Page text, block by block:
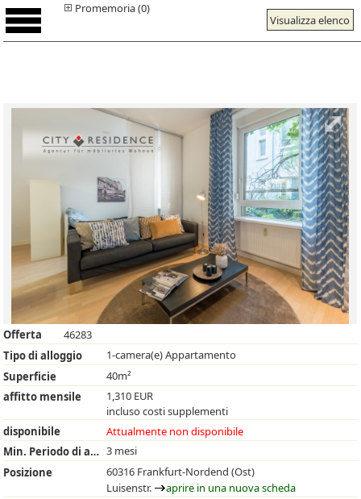
Visualizza elenco
Promemoria (0)
Offerta
46283
Tipo di alloggio
1-camera(e) Appartamento
Superficie
40m²
affitto mensile
1,310 EUR
incluso costi supplementi
disponibile
Attualmente non disponibile
Min. Periodo di affitto 3 mesi
Posizione
60316 Frankfurt-Nordend (Ost)
Luisenstr.
aprire in una nuova scheda